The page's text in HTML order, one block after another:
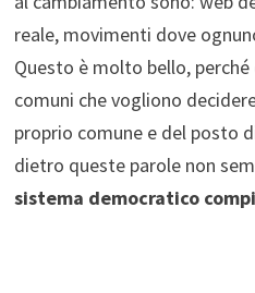
reale, movimenti dove
Questo è molto bello,
comuni che vogliono
proprio comune e del posto
dietro queste parole non
sistema democratico